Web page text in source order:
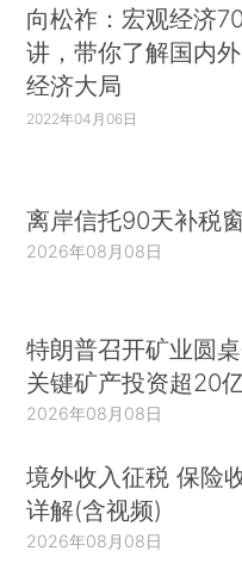
向松祚：宏观经济70
讲，带你了解国内外
经济大局
2022年04月06日
离岸信托90天补税
2026年08月08日
特朗普召开矿业圆
关键矿产投资超20
2026年08月08日
境外收入征税 保险
详解(含视频)
2026年08月08日